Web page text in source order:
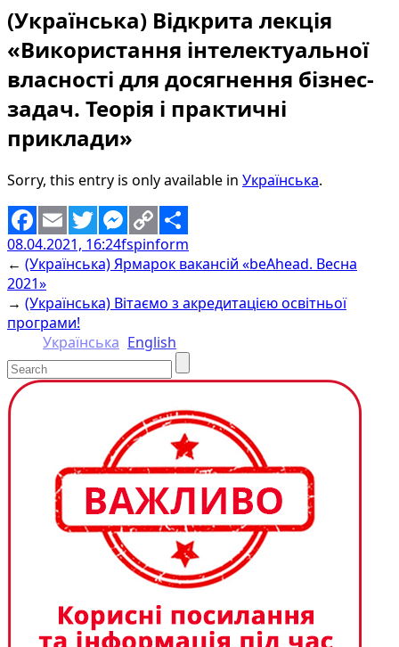
(Українська) Відкрита лекція
«Використання інтелектуальної
власності для досягнення бізнес-
задач. Теорія і практичні
приклади»
Sorry, this entry is only available in Українська.
Facebook
EmailTwitterMessenger
Copy
Link
Share
08.04.2021, 16:24fspinform
← (Українська) Ярмарок вакансій «beAhead. Весна
2021»
→ (Українська) Вітаємо з акредитацією освітньої
програми!
Українська English